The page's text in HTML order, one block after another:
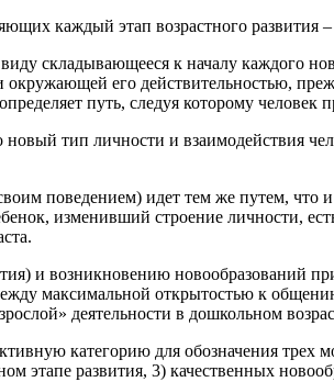
каждый этап возрастного развития
складывающееся к началу каждого
его действительностью,
путь, следуя которому человек
тип личности и взаимодействия
поведением) идет тем же путем, что
изменивший строение личности,
и возникновению новообразований
максимальной открытостью к
деятельности в дошкольном
категорию для обозначения трех
этапе развития, 3) качественных